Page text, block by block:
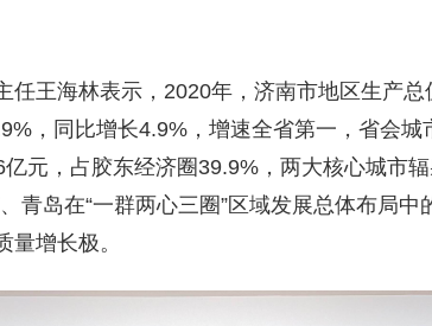
任王海林表示，2020年，济南市地区生产
，同比增长4.9%，增速全省第一，省会
元，占胶东经济圈39.9%，两大核心城市
青岛在“一群两心三圈”区域发展总体布局
增长极。